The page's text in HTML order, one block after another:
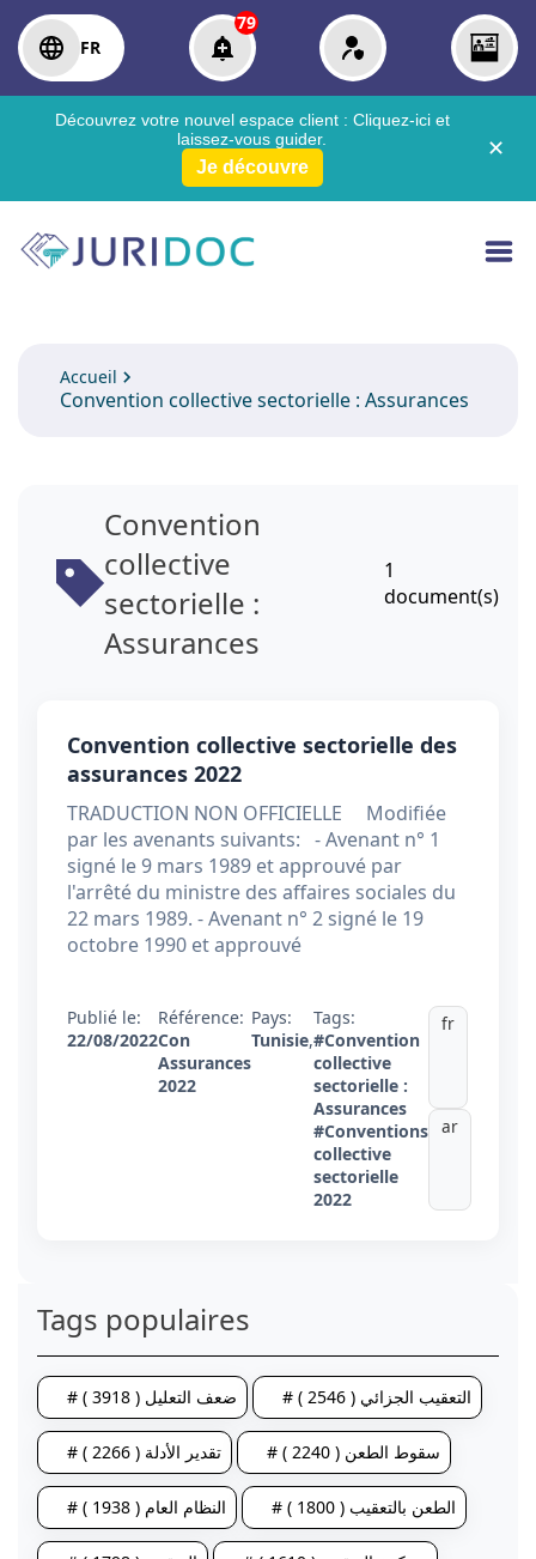
FR
79
Découvrez votre nouvel espace client : Cliquez-ici et
laissez-vous guider.
Je découvre
✕
Accueil
Convention collective sectorielle : Assurances
Convention
collective
sectorielle :
Assurances
1
document(s)
Convention collective sectorielle des
assurances 2022
TRADUCTION NON OFFICIELLE Modifiée
par les avenants suivants: - Avenant n° 1
signé le 9 mars 1989 et approuvé par
l'arrêté du ministre des affaires sociales du
22 mars 1989. - Avenant n° 2 signé le 19
octobre 1990 et approuvé
Publié le:
22/08/2022
Référence:
Con
Assurances
2022
Pays:
Tunisie,
Tags:
#Convention
collective
sectorielle :
Assurances
#Conventions
collective
sectorielle
2022
fr
ar
Tags populaires
# ضعف التعليل ( 3918 ) # التعقيب الجزائي ( 2546 )
# تقدير الأدلة ( 2266 ) # سقوط الطعن ( 2240 )
# النظام العام ( 1938 ) # الطعن بالتعقيب ( 1800 )